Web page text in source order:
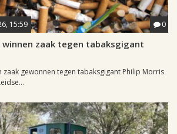
15:59 0
zaak tegen tabaksgigant
zaak gewonnen tegen tabaksgigant Philip Morris